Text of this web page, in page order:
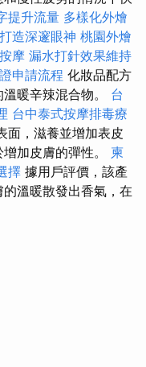
提升流量 多樣化外燴
造深邃眼神 桃園外燴
摩 漏水打針效果維持
申請流程 化妝品配方
暖辛辣混合物。 台
台中泰式按摩排毒療
面，滋養並增加表皮
加皮膚的彈性。 柬
擇 據用戶評價，該產
溫暖散發出香氣，在